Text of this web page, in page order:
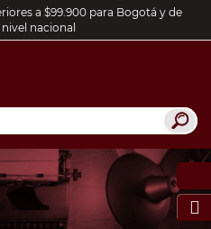
a $99.900 para Bogotá y de
nacional
